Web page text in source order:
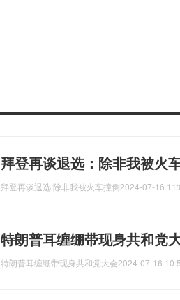
拜登再谈退选：除非我被火
拜登再谈退选:除非我被火车撞倒2024-07-16
特朗普耳缠绷带现身共和党
特朗普耳缠绷带现身共和党大会2024-07-16